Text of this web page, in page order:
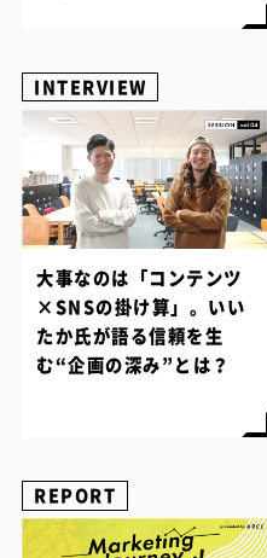
INTERVIEW
大事なのは「コンテンツ
×SNSの掛け算」。いい
たか氏が語る信頼を生
む“企画の深み”とは？
REPORT